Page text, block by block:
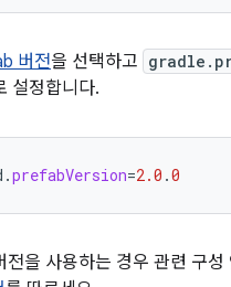
버전을 선택하고
설정합니다.
.prefabVersion=2.0 .0
전을 사용하는 경우 관련 구성